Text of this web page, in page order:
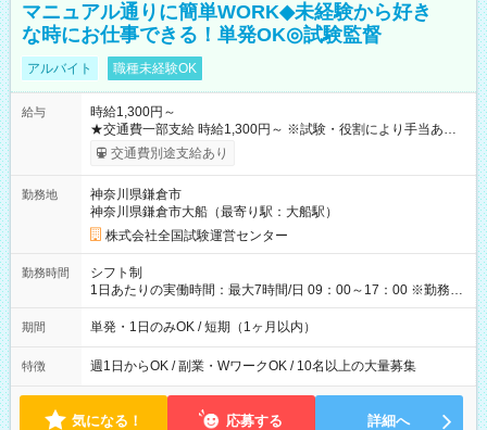
マニュアル通りに簡単WORK◆未経験から好き
な時にお仕事できる！単発OK◎試験監督
アルバイト 職種未経験OK
給与
時給1,300円～
★交通費一部支給 時給1,300円～ ※試験・役割により手当あり
※勤務回数により昇給あり 【即給（前払い）オプションあ
り！】 希望される場合、勤務から1週間ほどで給与の一部を受け
例】 ・河合塾模擬試験 8:30～17:30（休憩1時間） 時給1,300円
×8時間＝日収10,400円＋交通費 ※当日の役割により時給＋100
円の場合あり ・国家試験 7:00～13:30（休憩なし） 時給1,300
円（役割手当＋100円）×6時間＝日収8,400円＋交通費 【試用期
間】試用期間なし
交通費別途支給あり
勤務地
神奈川県鎌倉市
神奈川県鎌倉市大船（最寄り駅：大船駅）
株式会社全国試験運営センター
勤務時間
シフト制
1日あたりの実働時間：最大7時間/日 09：00～17：00 ※勤務時
間は 試験により異なります。
期間 単発・1日のみOK / 短期（1ヶ月以内）
特徴 週1日からOK / 副業・WワークOK / 10名以上の大量募集
気になる！ 応募する 詳細へ